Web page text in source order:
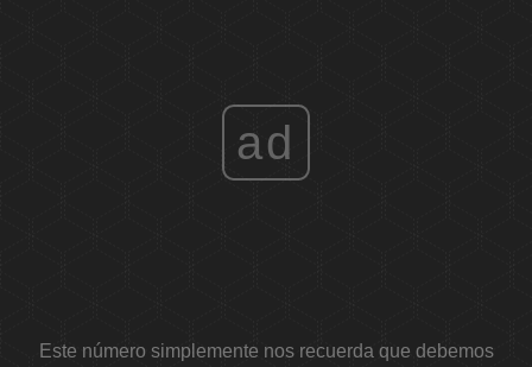
ad
Este número simplemente nos recuerda que debemos